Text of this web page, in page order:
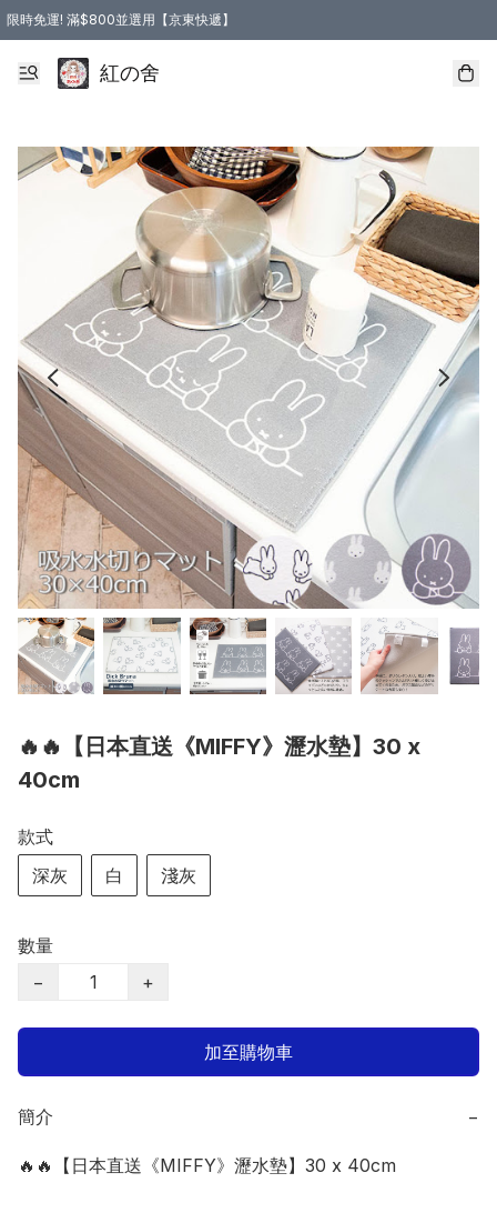
限時免運! 滿$800並選用【京東快遞】
紅の舍
🔥🔥【日本直送《MIFFY》瀝水墊】30 x
40cm
款式
深灰
白 淺灰
數量
−
+
加至購物車
簡介 −
🔥🔥【日本直送《MIFFY》瀝水墊】30 x 40cm